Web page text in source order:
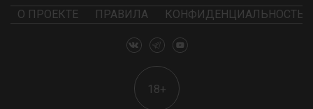
О ПРОЕКТЕ ПРАВИЛА КОНФИДЕНЦИАЛЬНОСТЬ
18+